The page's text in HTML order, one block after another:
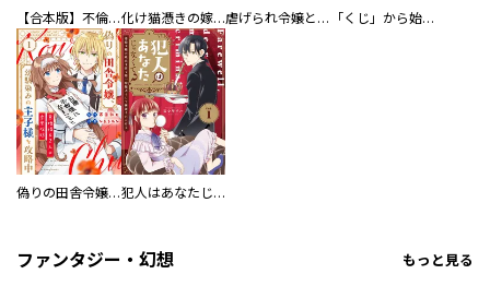
【合本版】不倫処刑 化け猫憑きの嫁入り 虐げられ令嬢とケガレ公爵～そのケガレ、払ってみせます！～ 「くじ」から始まる婚約生活～厳正なる抽選の結果、笑わない次期公爵様の婚約者に当選しました～
偽りの田舎令嬢、幼馴染みの王子様を攻略中～意地張る２人の恋愛攻防～ 犯人はあなたじゃなくて？～悪役令嬢の私は今日も第一容疑者として断罪されかける～
ファンタジー・幻想 もっと見る